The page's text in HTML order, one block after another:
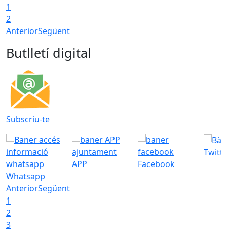
1
2
AnteriorSegüent
Butlletí digital
Subscriu-te
Whatsapp
APP Facebook
AnteriorSegüent
1
2
3